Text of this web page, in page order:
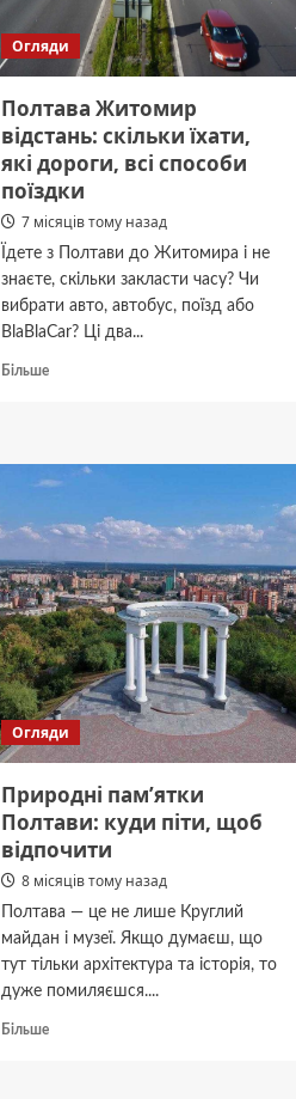
Огляди
Полтава Житомир
відстань: скільки їхати,
які дороги, всі способи
поїздки
7 місяців тому назад
Їдете з Полтави до Житомира і не
знаєте, скільки закласти часу? Чи
вибрати авто, автобус, поїзд або
BlaBlaCar? Ці два...
БільшеДокладніше
скільки
які
дороги,
всі
способи
поїздки
Огляди
Природні пам’ятки
Полтави: куди піти, щоб
відпочити
8 місяців тому назад
Полтава — це не лише Круглий
майдан і музеї. Якщо думаєш, що
тут тільки архітектура та історія, то
дуже помиляєшся....
БільшеДокладніше